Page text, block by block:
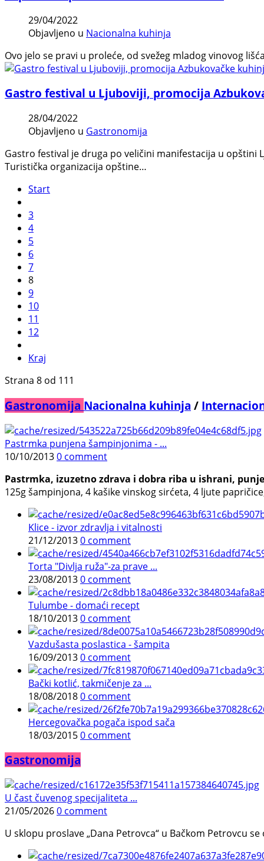
29/04/2022
Objavljeno u Nacionalna kuhinja
Ovo jelo se pravi u proleće, od svežeg mladog vinovog
Gastro festival u Ljuboviji, promocija
28/04/2022
Objavljeno u Gastronomija
Gastro festival je druga po veličini manifestacija u opštini
Turistička organizacija opštine…
Start
3
4
5
6
7
8
9
10
11
12
Kraj
Strana 8 od 111
Gastronomija Nacionalna kuhinja /
Pastrmka punjena šampinjonima - ...
10/10/20130 comment
Pastrmka, izuzetno zdrava i dobra riba u ishrani,
125g šampinjona, 4 kašike vinskog sirćeta, 4 ljute
Klice - izvor zdravlja i vitalnosti
21/12/20130 comment
Torta "Divlja ruža"-za prave ...
23/08/20130 comment
Tulumbe - domaći recept
18/10/20130 comment
Vazdušasta poslastica - šampita
16/09/20130 comment
Bački kotlić, takmičenje za ...
18/08/20180 comment
Hercegovačka pogača ispod sača
18/03/20150 comment
Gastronomija
U čast čuvenog specijaliteta ...
21/05/20260 comment
U sklopu proslave „Dana Petrovca“ u Bačkom Petrovcu